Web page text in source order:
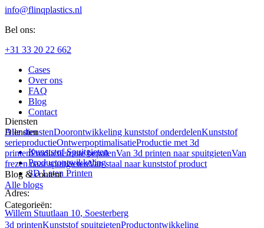
info@flinqplastics.nl
Bel ons:
+31 33 20 22 662
Cases
Over ons
FAQ
Blog
Contact
Diensten
Kunststof Spuitgieten
Productontwikkeling
3D Laten Printen
Adres:
Willem Stuutlaan 10, Soesterberg
Diensten
Alle dienstenDoorontwikkeling kunststof onderdelenKunststof
serieproductieOntwerpoptimalisatieProductie met 3d
printenProductieroute bepalenVan 3d printen naar spuitgietenVan
frezen naar spuitgietenVan staal naar kunststof product
Blog & content
Alle blogs
Categorieën:
3d printenKunststof spuitgietenProductontwikkeling